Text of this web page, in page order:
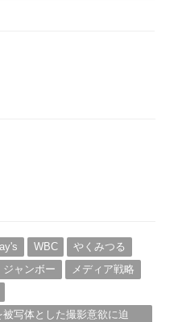
WBC
やくみつる
ジャンボー
メディア戦略
写体とした撮影意欲に迫